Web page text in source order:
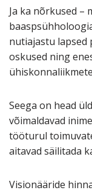
Ja ka nõrkused –
nutiajastu lapsed
oskused ning
Seega on head
võimaldavad
tööturul
aitavad säilitada
Visionääride